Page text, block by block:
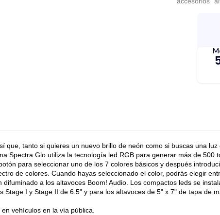
que, tanto si quieres un nuevo brillo de neón como si buscas una
Spectra Glo utiliza la tecnología led RGB para generar más de
para seleccionar uno de los 7 colores básicos y después
de colores. Cuando hayas seleccionado el color, podrás elegir
a los altavoces Boom! Audio. Los compactos leds se
I y Stage II de 6.5" y para los altavoces de 5" x 7" de tapa de
vehículos en la vía pública.